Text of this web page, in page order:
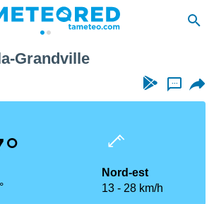
Grandville
...
Nord-est
13
28 km/h